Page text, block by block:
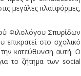
μεγάλες πλατφόρμες,
Φιλολόγου Σπυρίδων
στο σχολικό
την κατεύθυνση αυτή. Ο
το ζήτημα των social